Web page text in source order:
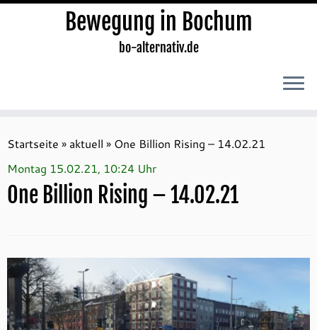
Inhalt
springen
Bewegung in Bochum
bo-alternativ.de
Startseite » aktuell » One Billion Rising – 14.02.21
Montag 15.02.21, 10:24 Uhr
One Billion Rising – 14.02.21